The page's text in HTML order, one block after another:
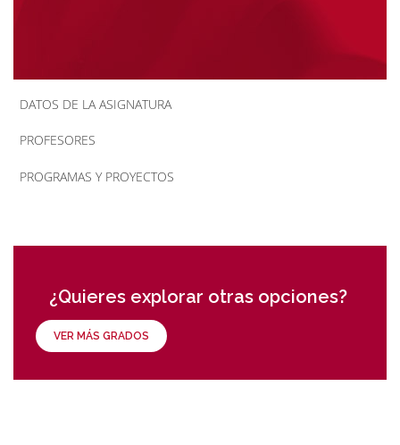
DATOS DE LA ASIGNATURA
PROFESORES
PROGRAMAS Y PROYECTOS
¿Quieres explorar otras opciones?
VER MÁS GRADOS